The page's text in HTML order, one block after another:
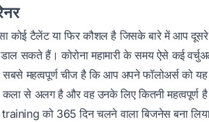
कोई टैलेंट या फिर कौशल है जिसके बारे में आप
सकते हैं। कोरोना महामारी के समय ऐसे कई
महत्वपूर्ण चीज है कि आप अपने फॉलोअर्स को
से अलग है और वह उनके लिए कितनी महत्वपूर्ण
को 365 दिन चलने वाला बिजनेस बना